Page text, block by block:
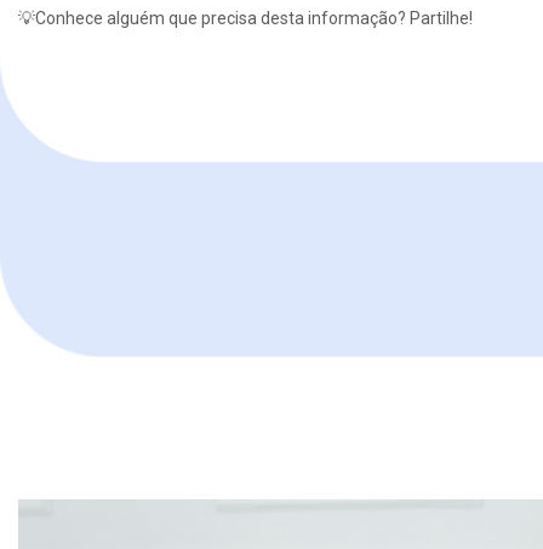
💡Conhece alguém que precisa desta informação? Partilhe!